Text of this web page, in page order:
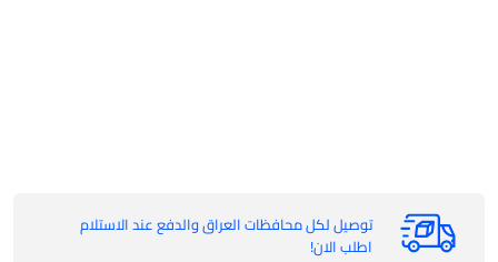
توصيل لكل محافظات العراق والدفع عند الاستلام
اطلب الان!